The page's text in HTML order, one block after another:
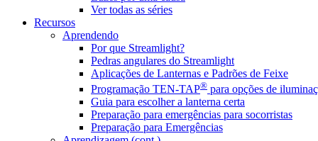
Ver todas as séries
Recursos
Aprendendo
Por que Streamlight?
Pedras angulares do Streamlight
Aplicações de Lanternas e Padrões de Feixe
Programação TEN-TAP® para opções de
Guia para escolher a lanterna certa
Preparação para emergências para socorristas
Preparação para Emergências